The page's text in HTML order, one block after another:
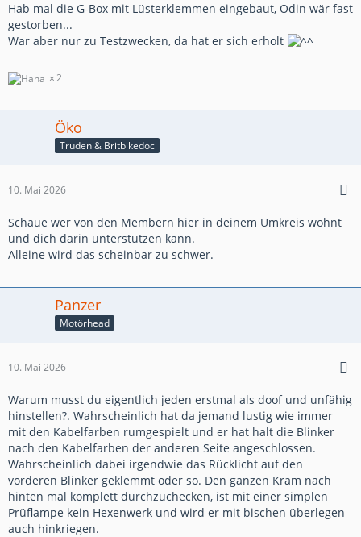
Hab mal die G-Box mit Lüsterklemmen eingebaut, Odin wär fast
gestorben...
War aber nur zu Testzwecken, da hat er sich erholt
2
Öko
Truden & Britbikedoc
10. Mai 2026
Schaue wer von den Membern hier in deinem Umkreis wohnt
und dich darin unterstützen kann.
Alleine wird das scheinbar zu schwer.
Panzer
Motörhead
10. Mai 2026
Warum musst du eigentlich jeden erstmal als doof und unfähig
hinstellen?. Wahrscheinlich hat da jemand lustig wie immer
mit den Kabelfarben rumgespielt und er hat halt die Blinker
nach den Kabelfarben der anderen Seite angeschlossen.
Wahrscheinlich dabei irgendwie das Rücklicht auf den
vorderen Blinker geklemmt oder so. Den ganzen Kram nach
hinten mal komplett durchzuchecken, ist mit einer simplen
Prüflampe kein Hexenwerk und wird er mit bischen überlegen
auch hinkriegen.